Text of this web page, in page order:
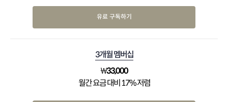
유료 구독하기
3개월 멤버십
₩33,000
월간 요금 대비 17% 저렴